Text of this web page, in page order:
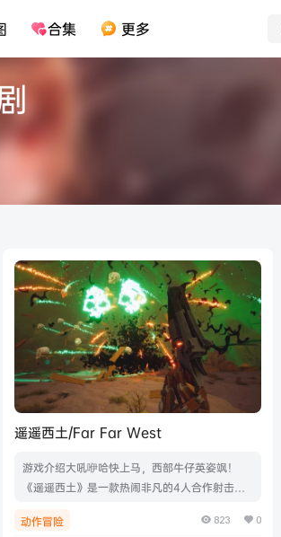
合集 更多
遥遥西土/Far Far West
游戏介绍大吼咿哈快上马，西部牛仔英姿飒！
《遥遥西土》是一款热闹非凡的4人合作射击游
咒、完成任务、领取赏金。召集队友，完成任
动作冒险 823 0